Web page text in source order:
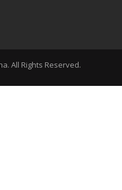
All Rights Reserved.